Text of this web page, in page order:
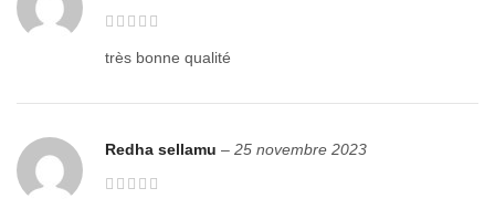
très bonne qualité
Redha sellamu – 25 novembre 2023